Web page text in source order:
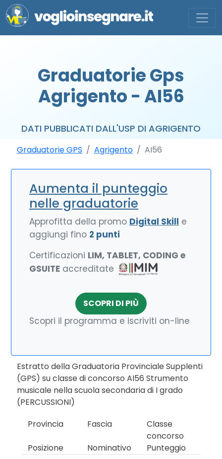
Graduatorie Gps
Agrigento - AI56
DATI PUBBLICATI DALL'USP DI AGRIGENTO
Graduatorie GPS Agrigento AI56
Aumenta il punteggio
nelle graduatorie
Approfitta della promo Digital Skill e
aggiungi fino 2 punti
Certificazioni LIM, TABLET, CODING e
GSUITE accreditate
SCOPRI DI PIÙ
Scopri il programma e iscriviti on-line
Estratto della Graduatoria Provinciale Supplenti
(GPS) su classe di concorso AI56 Strumento
musicale nella scuola secondaria di I grado
(PERCUSSIONI)
Provincia
Fascia
Classe
concorso
Posizione
Nominativo
Punteggio